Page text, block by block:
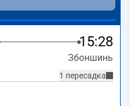
15:28
Збоншинь
1 пересадка